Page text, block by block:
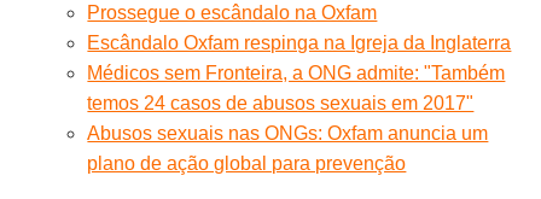
Prossegue o escândalo na Oxfam
Escândalo Oxfam respinga na Igreja da Inglaterra
Médicos sem Fronteira, a ONG admite: "Também
temos 24 casos de abusos sexuais em 2017"
Abusos sexuais nas ONGs: Oxfam anuncia um
plano de ação global para prevenção